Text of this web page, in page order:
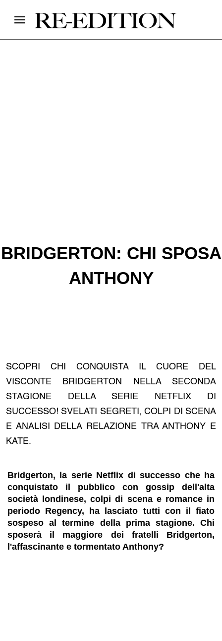
BRIDGERTON: CHI SPOSA
ANTHONY
SCOPRI CHI CONQUISTA IL CUORE DEL
VISCONTE BRIDGERTON NELLA SECONDA
STAGIONE DELLA SERIE NETFLIX DI
SUCCESSO! SVELATI SEGRETI, COLPI DI SCENA
E ANALISI DELLA RELAZIONE TRA ANTHONY E
KATE.
Bridgerton, la serie Netflix di successo che ha
conquistato il pubblico con gossip dell'alta
società londinese, colpi di scena e romance in
periodo Regency, ha lasciato tutti con il fiato
sospeso al termine della prima stagione. Chi
sposerà il maggiore dei fratelli Bridgerton,
l'affascinante e tormentato Anthony?